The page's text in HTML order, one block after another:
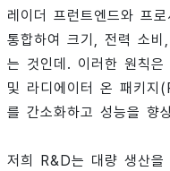
레이더 프런트엔드와 프
통합하여 크기, 전력 소
는 것인데. 이러한 원칙은
및 라디에이터 온 패키지
를 간소화하고 성능을 향
저희 R&D는 대량 생산을